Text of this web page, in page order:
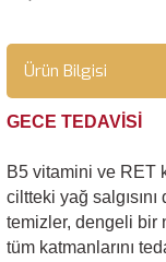
Ürün Bilgisi
GECE TEDAVİSİ
B5 vitamini ve RET
ciltteki yağ
temizler, dengeli bir
tüm katmanlarını